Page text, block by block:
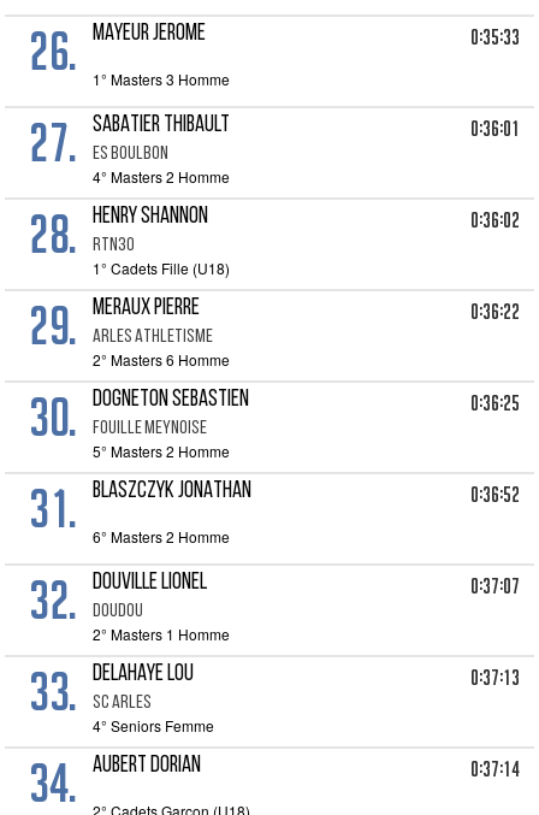
26. MAYEUR JEROME 0:35:33
1° Masters 3 Homme
27. SABATIER THIBAULT
ES BOULBON
0:36:01
4° Masters 2 Homme
28. HENRY SHANNON
RTN30
0:36:02
1° Cadets Fille (U18)
29. MERAUX PIERRE
ARLES ATHLETISME
0:36:22
2° Masters 6 Homme
30. DOGNETON SEBASTIEN
FOUILLE MEYNOISE
0:36:25
5° Masters 2 Homme
31. BLASZCZYK JONATHAN 0:36:52
6° Masters 2 Homme
32. DOUVILLE LIONEL
DOUDOU
0:37:07
2° Masters 1 Homme
33. DELAHAYE LOU
SC ARLES
0:37:13
4° Seniors Femme
34. AUBERT DORIAN 0:37:14